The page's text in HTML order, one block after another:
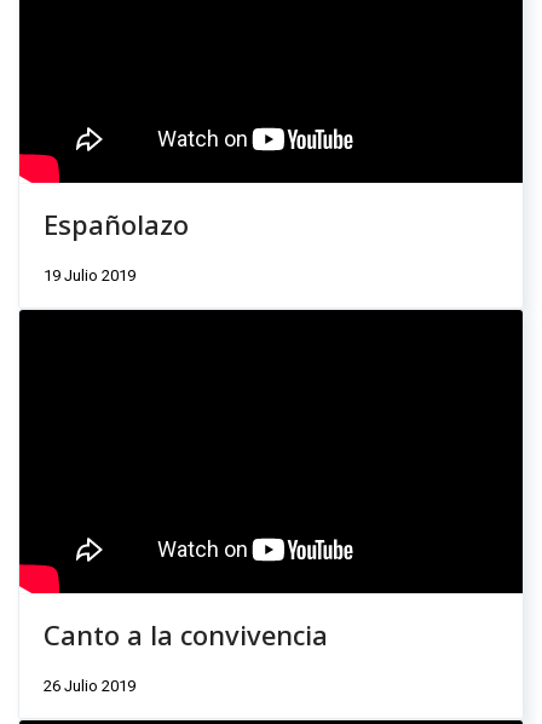
Españolazo
19 Julio 2019
Canto a la convivencia
26 Julio 2019